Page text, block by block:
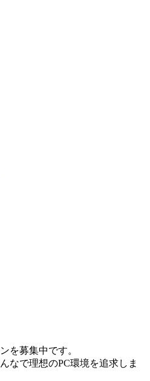
を募集中です。
なで理想のPC環境を追求しま